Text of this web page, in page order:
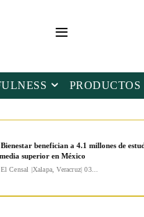
PRODUCTOS
benefician a 4.1 millones de
superior en México
Censal |Xalapa, Veracruz| 03...